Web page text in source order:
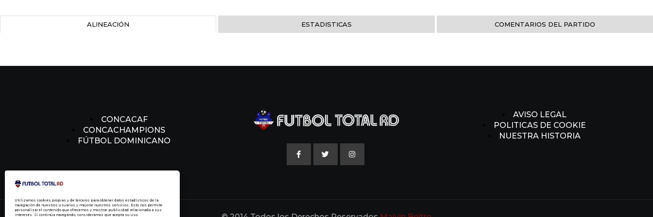
Utilizamos cookies propias y de terceros para obtener datos estadísticos de la
navegación de nuestros usuarios y mejorar nuestros servicios. Esto nos permite
personalizar el contenido que ofrecemos y mostrar publicidad relacionada a sus
intereses. Si continúa navegando, consideramos que acepta su uso.
ALINEACIÓN ESTADISTICAS COMENTARIOS DEL PARTIDO
CONCACAF
CONCACHAMPIONS
FÚTBOL DOMINICANO
AVISO LEGAL
POLITICAS DE COOKIE
NUESTRA HISTORIA